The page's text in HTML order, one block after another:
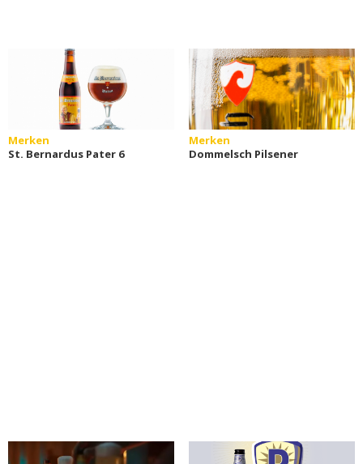
Merken
St. Bernardus Pater 6
Merken
Dommelsch Pilsener